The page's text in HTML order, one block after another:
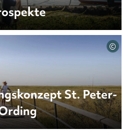
St. Peter-
©